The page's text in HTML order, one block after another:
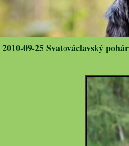
2010-09-25 Svatováclavský pohár